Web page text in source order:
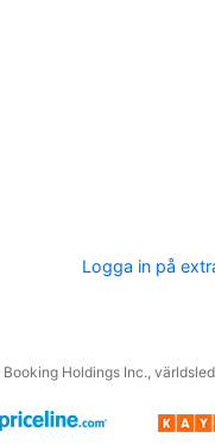
Logga in på
Holdings Inc.,